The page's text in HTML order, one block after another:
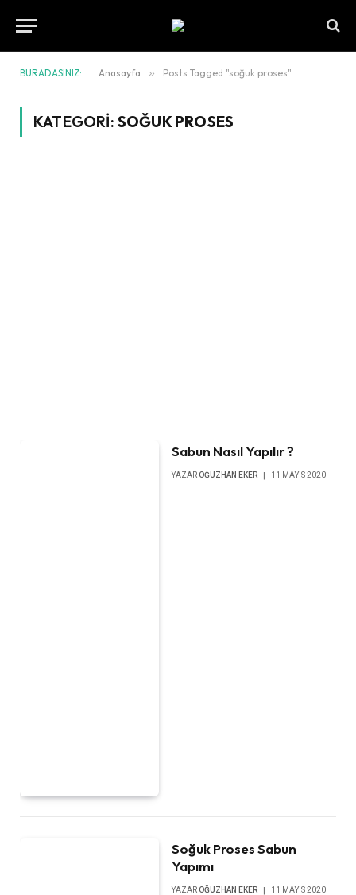
BURADASINIZ: Anasayfa » Posts Tagged "soğuk proses"
KATEGORI: SOĞUK PROSES
Sabun Nasıl Yapılır ?
YAZAR OĞUZHAN EKER 11 MAYIS 2020
Soğuk Proses Sabun
Yapımı
YAZAR OĞUZHAN EKER 11 MAYIS 2020